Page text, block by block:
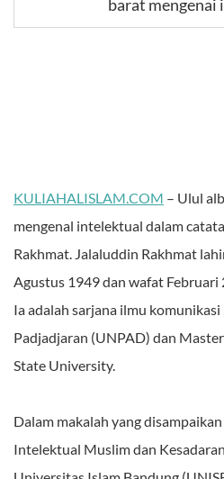
barat mengenai
KULIAHALISLAM.COM – Ulul
mengenal intelektual dalam
Rakhmat. Jalaluddin Rakhmat
Agustus 1949 dan wafat Februari
Ia adalah sarjana ilmu
Padjadjaran (UNPAD) dan
State University.
Dalam makalah yang
Intelektual Muslim dan